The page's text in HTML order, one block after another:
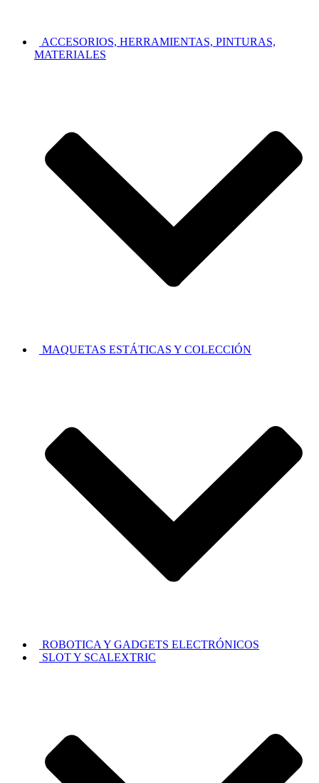
ACCESORIOS, HERRAMIENTAS, PINTURAS,
MATERIALES
MAQUETAS ESTÁTICAS Y COLECCIÓN
ROBOTICA Y GADGETS ELECTRÓNICOS
SLOT Y SCALEXTRIC